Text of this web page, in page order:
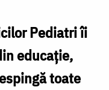
Pediatri îi
educație,
toate